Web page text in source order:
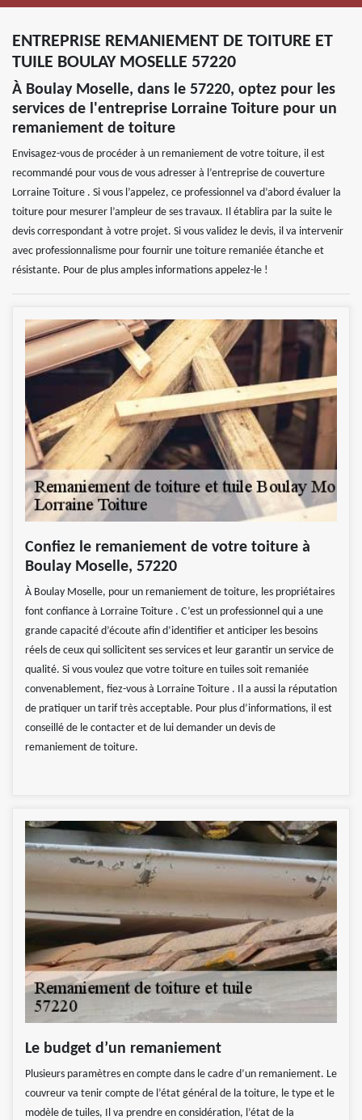
ENTREPRISE REMANIEMENT DE TOITURE ET
TUILE BOULAY MOSELLE 57220
À Boulay Moselle, dans le 57220, optez pour les
services de l'entreprise Lorraine Toiture pour un
remaniement de toiture
Envisagez-vous de procéder à un remaniement de votre toiture, il est
recommandé pour vous de vous adresser à l’entreprise de couverture
Lorraine Toiture . Si vous l’appelez, ce professionnel va d’abord évaluer la
toiture pour mesurer l’ampleur de ses travaux. Il établira par la suite le
devis correspondant à votre projet. Si vous validez le devis, il va intervenir
avec professionnalisme pour fournir une toiture remaniée étanche et
résistante. Pour de plus amples informations appelez-le !
Confiez le remaniement de votre toiture à
Boulay Moselle, 57220
À Boulay Moselle, pour un remaniement de toiture, les propriétaires
font confiance à Lorraine Toiture . C’est un professionnel qui a une
grande capacité d’écoute afin d’identifier et anticiper les besoins
réels de ceux qui sollicitent ses services et leur garantir un service de
qualité. Si vous voulez que votre toiture en tuiles soit remaniée
convenablement, fiez-vous à Lorraine Toiture . Il a aussi la réputation
de pratiquer un tarif très acceptable. Pour plus d’informations, il est
conseillé de le contacter et de lui demander un devis de
remaniement de toiture.
Le budget d’un remaniement
Plusieurs paramètres en compte dans le cadre d’un remaniement. Le
couvreur va tenir compte de l’état général de la toiture, le type et le
modèle de tuiles, Il va prendre en considération, l’état de la